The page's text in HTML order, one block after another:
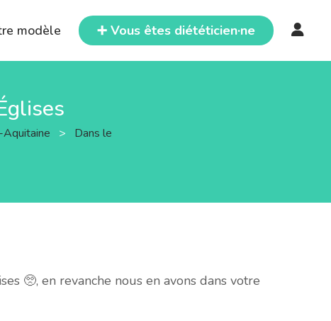
modèle ➕ Vous êtes diététicien·ne
>
Dans le
🥺, en revanche nous en avons dans votre